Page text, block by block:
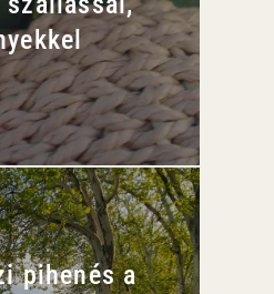
pihenés a